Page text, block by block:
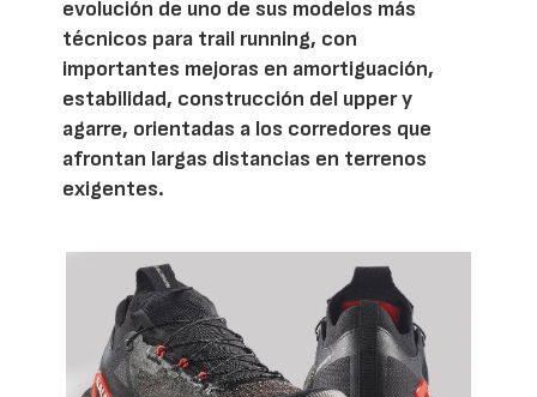
evolución de uno de sus modelos más
técnicos para trail running, con
importantes mejoras en amortiguación,
estabilidad, construcción del upper y
agarre, orientadas a los corredores que
afrontan largas distancias en terrenos
exigentes.